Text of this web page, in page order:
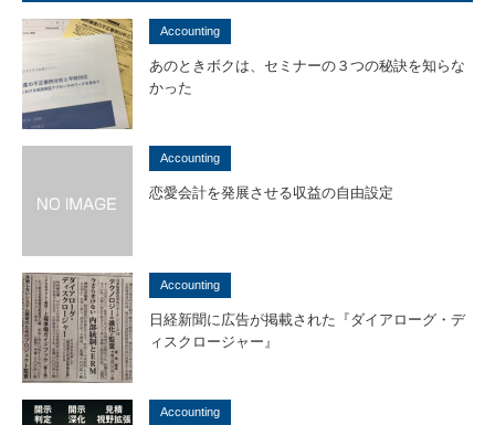
Accounting
あのときボクは、セミナーの３つの秘訣を知らな
かった
Accounting
恋愛会計を発展させる収益の自由設定
Accounting
日経新聞に広告が掲載された『ダイアローグ・デ
ィスクロージャー』
Accounting